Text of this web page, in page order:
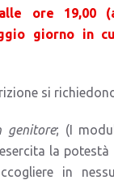
ore 19,00
giorno in
si
genitore; (I
la potestà
in